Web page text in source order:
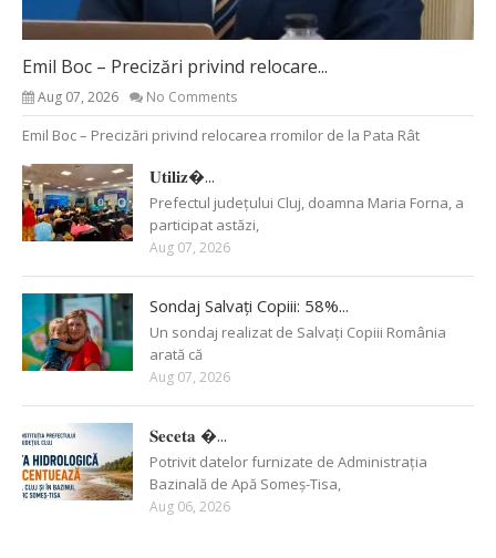
Emil Boc – Precizări privind relocare...
Aug 07, 2026 No Comments
Emil Boc – Precizări privind relocarea rromilor de la Pata Rât
𝐔𝐭𝐢𝐥𝐢𝐳�...
Prefectul județului Cluj, doamna Maria Forna, a
participat astăzi,
Aug 07, 2026
Sondaj Salvați Copiii: 58%...
Un sondaj realizat de Salvați Copiii România
arată că
Aug 07, 2026
𝐒𝐞𝐜𝐞𝐭𝐚 �...
Potrivit datelor furnizate de Administrația
Bazinală de Apă Someș-Tisa,
Aug 06, 2026